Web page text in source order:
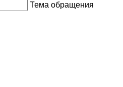
Тема обращения